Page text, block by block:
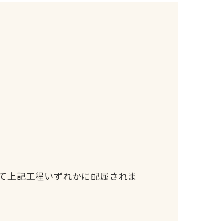
記工程いずれかに配属されま